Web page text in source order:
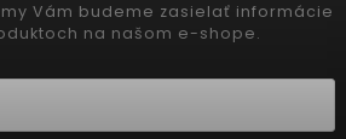
Vám budeme zasielať informácie
na našom e-shope.